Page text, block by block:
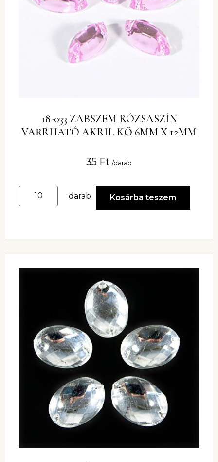
18-033 ZABSZEM RÓZSASZÍN
VARRHATÓ AKRIL KŐ 6MM X 12MM
35 Ft /darab
darab Kosárba teszem